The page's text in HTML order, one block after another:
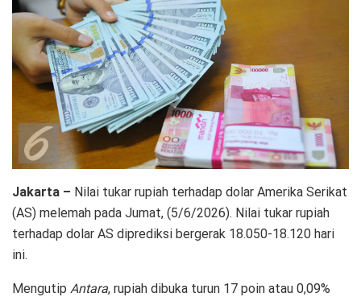
Jakarta – Nilai tukar rupiah terhadap dolar Amerika Serikat
(AS) melemah pada Jumat, (5/6/2026). Nilai tukar rupiah
terhadap dolar AS diprediksi bergerak 18.050-18.120 hari
ini.
Mengutip Antara, rupiah dibuka turun 17 poin atau 0,09%